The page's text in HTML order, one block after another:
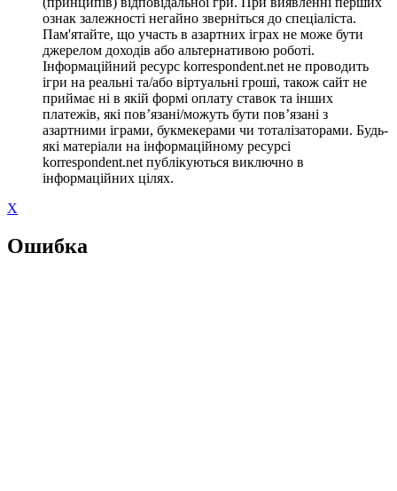
ознак залежності негайно зверніться до спеціаліста.
Пам'ятайте, що участь в азартних іграх не може бути
джерелом доходів або альтернативою роботі.
Інформаційний ресурс korrespondent.net не проводить
ігри на реальні та/або віртуальні гроші, також сайт не
приймає ні в якій формі оплату ставок та інших
платежів, які пов’язані/можуть бути пов’язані з
азартними іграми, букмекерами чи тоталізаторами. Будь-
які матеріали на інформаційному ресурсі
korrespondent.net публікуються виключно в
інформаційних цілях.
X
Ошибка